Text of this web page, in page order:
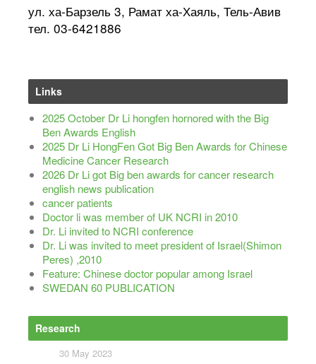
ул. ха-Барзель 3, Рамат ха-Хаяль, Тель-Авив
тел. 03-6421886
Links
2025 October Dr Li hongfen hornored with the Big
Ben Awards English
2025 Dr Li HongFen Got Big Ben Awards for Chinese
Medicine Cancer Research
2026 Dr Li got Big ben awards for cancer research
english news publication
cancer patients
Doctor li was member of UK NCRI in 2010
Dr. Li invited to NCRI conference
Dr. Li was invited to meet president of Israel(Shimon
Peres) ,2010
Feature: Chinese doctor popular among Israel
SWEDAN 60 PUBLICATION
Research
30 May 2023